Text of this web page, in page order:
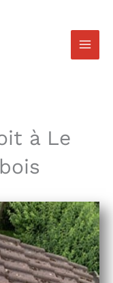
à Le